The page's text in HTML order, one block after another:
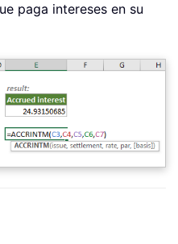
paga intereses en su